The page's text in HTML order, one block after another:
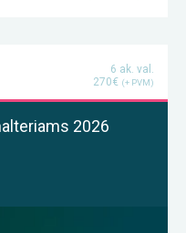
6 ak. val.
270€ (+ PVM)
2026